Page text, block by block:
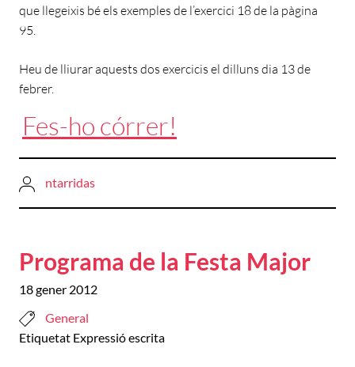
que llegeixis bé els exemples de l’exercici 18 de la pàgina
95.
Heu de lliurar aquests dos exercicis el dilluns dia 13 de
febrer.
Fes-ho córrer!
ntarridas
Programa de la Festa Major
18 gener 2012
General
Etiquetat Expressió escrita